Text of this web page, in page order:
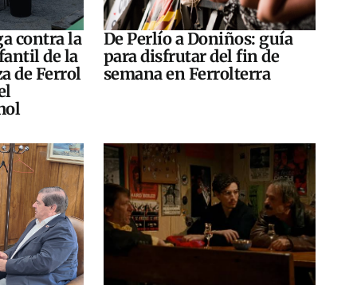
contra la
de la
de Ferrol
De Perlío a Doniños: guía
para disfrutar del fin de
semana en Ferrolterra